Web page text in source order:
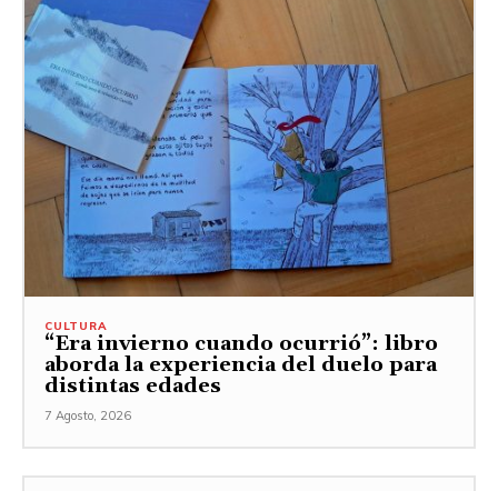
CULTURA
“Era invierno cuando ocurrió”: libro
aborda la experiencia del duelo para
distintas edades
7 Agosto, 2026